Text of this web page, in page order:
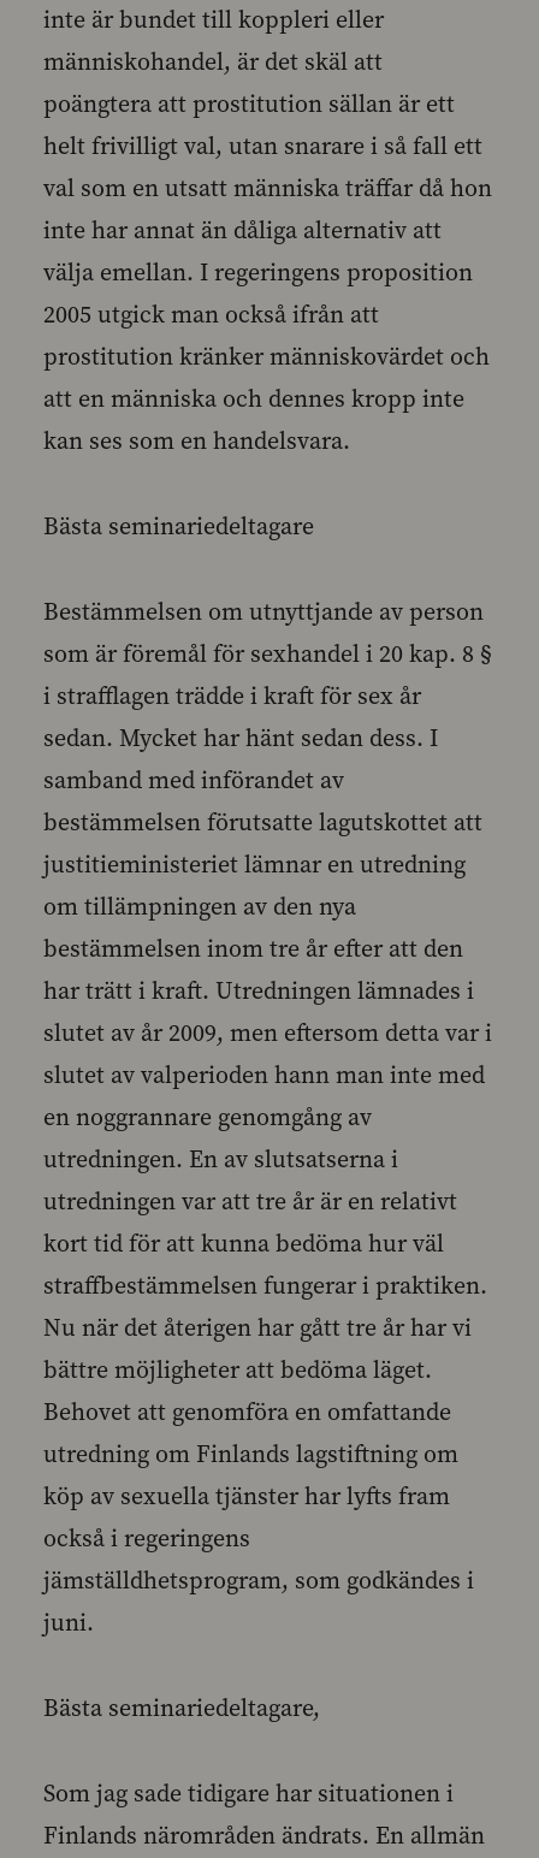
inte är bundet till koppleri eller
människohandel, är det skäl att
poängtera att prostitution sällan är ett
helt frivilligt val, utan snarare i så fall ett
val som en utsatt människa träffar då hon
inte har annat än dåliga alternativ att
välja emellan. I regeringens proposition
2005 utgick man också ifrån att
prostitution kränker människovärdet och
att en människa och dennes kropp inte
kan ses som en handelsvara.
Bästa seminariedeltagare
Bestämmelsen om utnyttjande av person
som är föremål för sexhandel i 20 kap. 8 §
i strafflagen trädde i kraft för sex år
sedan. Mycket har hänt sedan dess. I
samband med införandet av
bestämmelsen förutsatte lagutskottet att
justitieministeriet lämnar en utredning
om tillämpningen av den nya
bestämmelsen inom tre år efter att den
har trätt i kraft. Utredningen lämnades i
slutet av år 2009, men eftersom detta var i
slutet av valperioden hann man inte med
en noggrannare genomgång av
utredningen. En av slutsatserna i
utredningen var att tre år är en relativt
kort tid för att kunna bedöma hur väl
straffbestämmelsen fungerar i praktiken.
Nu när det återigen har gått tre år har vi
bättre möjligheter att bedöma läget.
Behovet att genomföra en omfattande
utredning om Finlands lagstiftning om
köp av sexuella tjänster har lyfts fram
också i regeringens
jämställdhetsprogram, som godkändes i
juni.
Bästa seminariedeltagare,
Som jag sade tidigare har situationen i
Finlands närområden ändrats. En allmän